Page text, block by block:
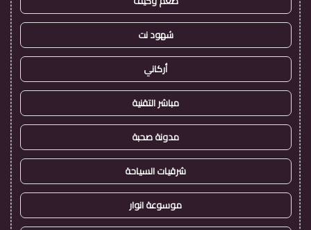
شهود نت
أركاني
مباشر التقنية
مدونة صحبة
شرقيات السياحة
موسوعة انوار